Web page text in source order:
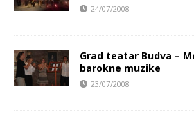
24/07/2008
Grad teatar Budva –
barokne muzike
23/07/2008